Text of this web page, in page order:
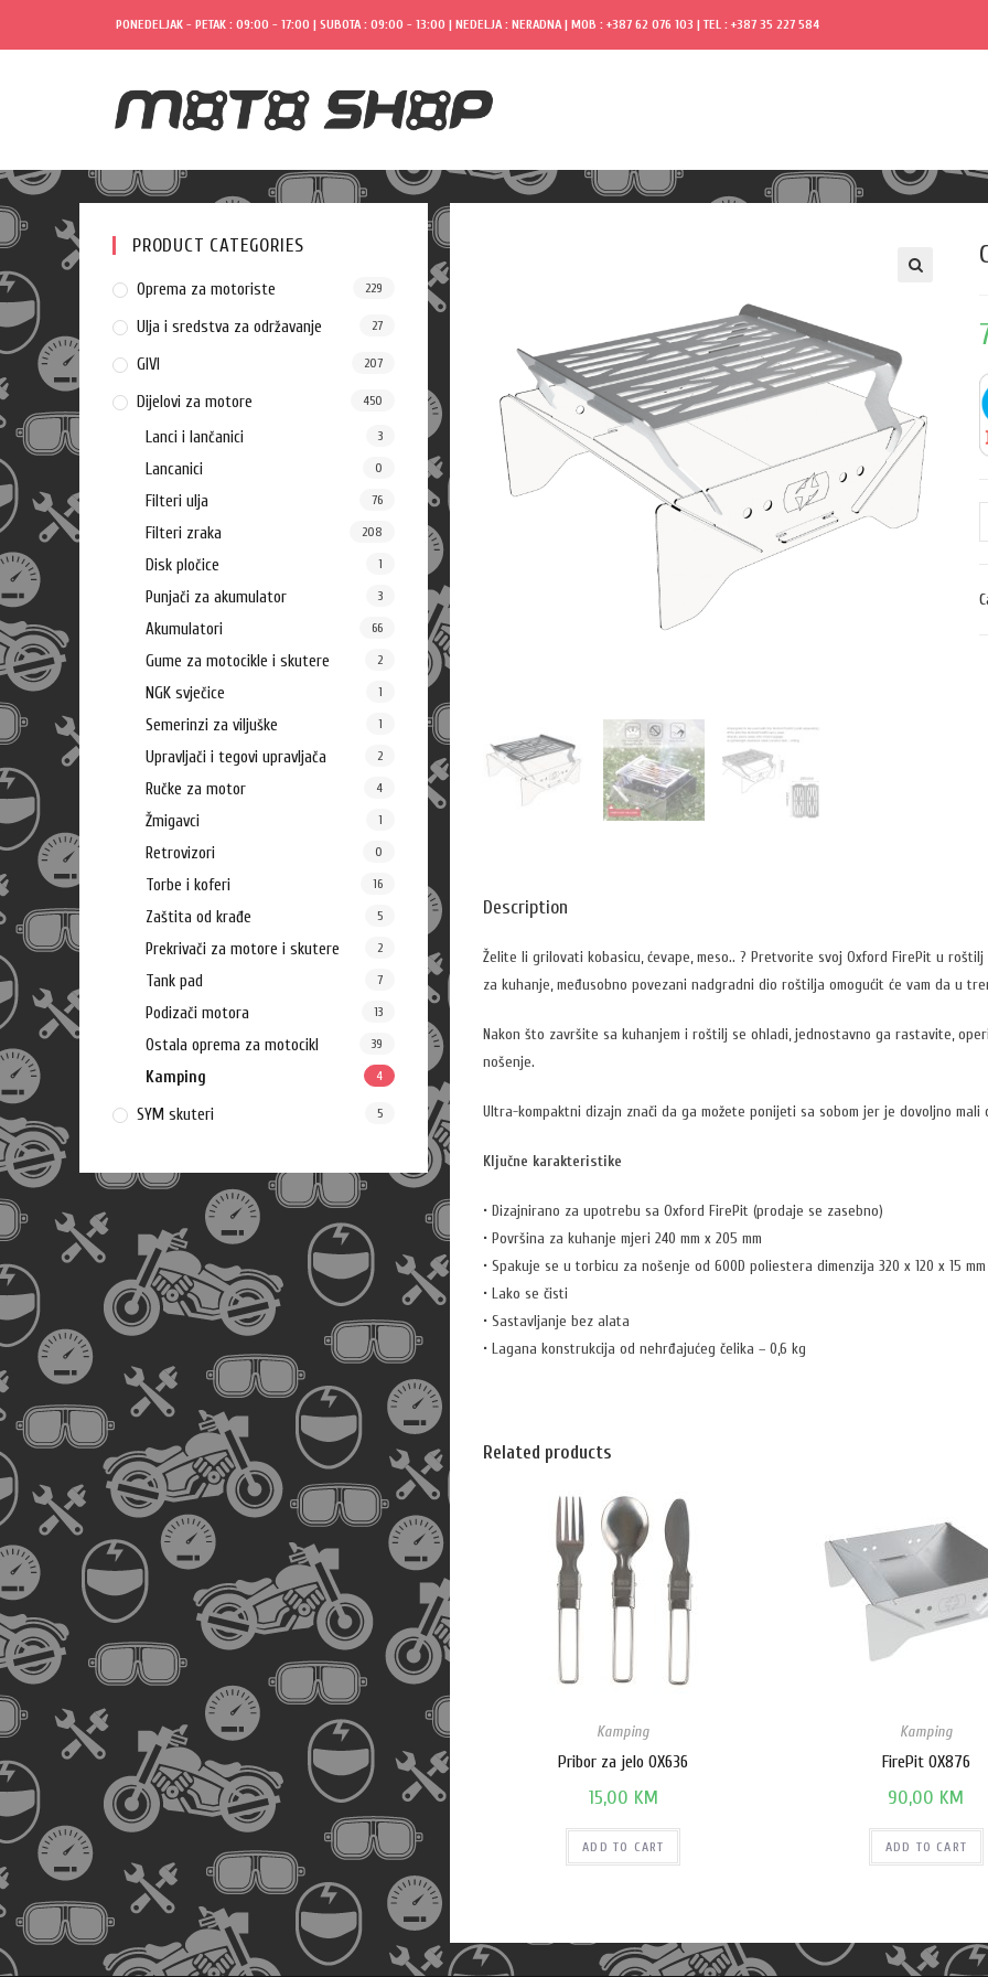
PONEDELJAK - PETAK : 09:00 - 17:00 | SUBOTA : 09:00 - 13:00 | NEDELJA : NERADNA | MOB : +387 62 076 103 | TEL : +387 35 227 584
Description
Želite li grilovati kobasicu, ćevape, meso.. ? Pretvorite svoj Oxford FirePit u
za kuhanje, međusobno povezani nadgradni dio roštilja omogućit će vam da u
Nakon što završite sa kuhanjem i roštilj se ohladi, jednostavno ga rastavite,
nošenje.
Ultra-kompaktni dizajn znači da ga možete ponijeti sa sobom jer je dovoljno
Ključne karakteristike
• Dizajnirano za upotrebu sa Oxford FirePit (prodaje se zasebno)
• Površina za kuhanje mjeri 240 mm x 205 mm
• Spakuje se u torbicu za nošenje od 600D poliestera dimenzija 320 x 120 x 15 mm
• Lako se čisti
• Sastavljanje bez alata
• Lagana konstrukcija od nehrđajućeg čelika – 0,6 kg
Related products
Kamping
Pribor za jelo OX636
15,00 KM
ADD TO CART
Kamping
FirePit OX876
90,00 KM
ADD TO CART
PRODUCT CATEGORIES
Oprema za motoriste 229
Ulja i sredstva za održavanje 27
GIVI 207
Dijelovi za motore 450
Lanci i lančanici 3
Lancanici 0
Filteri ulja 76
Filteri zraka 208
Disk pločice 1
Punjači za akumulator 3
Akumulatori 66
Gume za motocikle i skutere 2
NGK svječice 1
Semerinzi za viljuške 1
Upravljači i tegovi upravljača 2
Ručke za motor 4
Žmigavci 1
Retrovizori 0
Torbe i koferi 16
Zaštita od krađe 5
Prekrivači za motore i skutere 2
Tank pad 7
Podizači motora 13
Ostala oprema za motocikl 39
Kamping 4
SYM skuteri 5